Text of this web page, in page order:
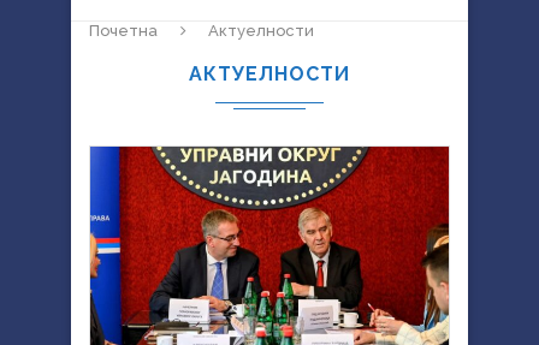
Почетна Актуелности
АКТУЕЛНОСТИ